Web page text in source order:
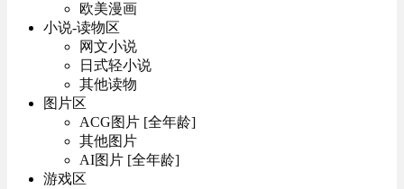
欧美漫画
小说-读物区
网文小说
日式轻小说
其他读物
图片区
ACG图片 [全年龄]
其他图片
AI图片 [全年龄]
游戏区